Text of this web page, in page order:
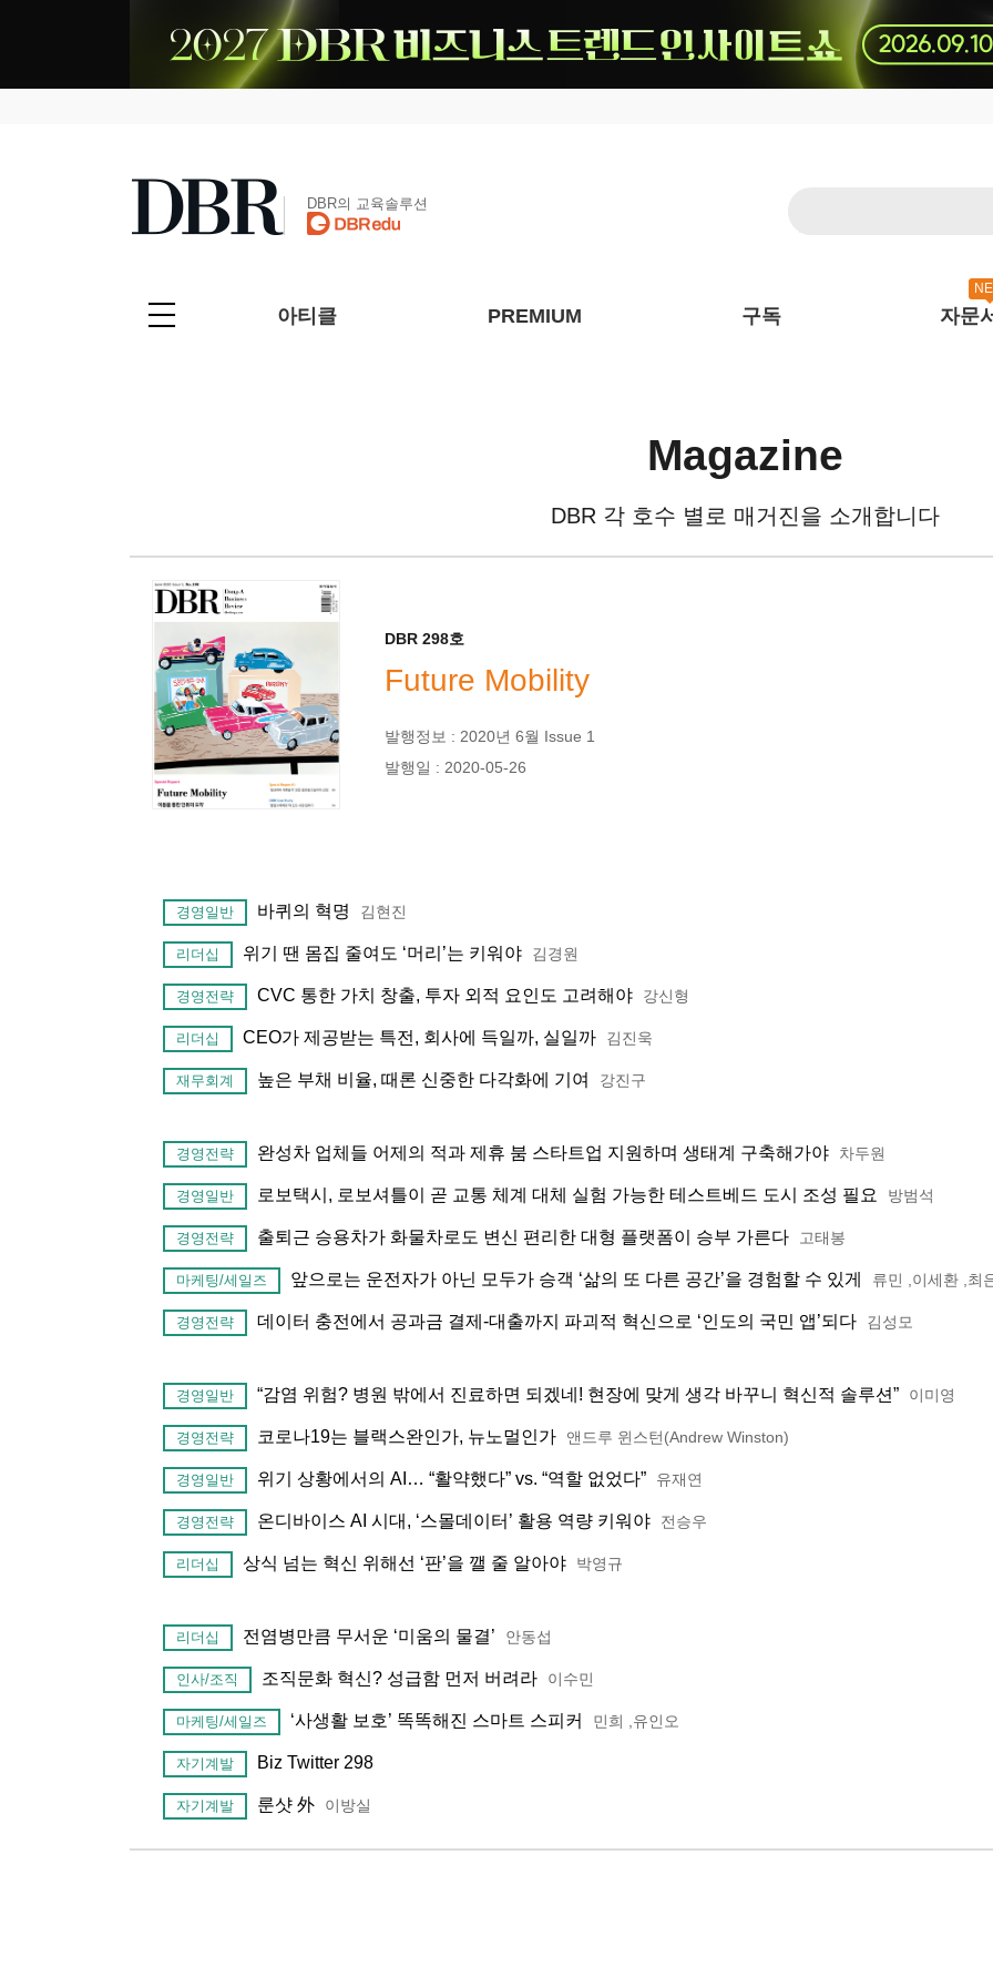
DBR의 교육솔루션
아티클 PREMIUM 구독 자문
Magazine
DBR 각 호수 별로 매거진을 소개합니다
DBR 298호
Future Mobility
발행정보 : 2020년 6월 Issue 1
발행일 : 2020-05-26
경영일반 바퀴의 혁명 김현진
리더십 위기 땐 몸집 줄여도 ‘머리’는 키워야 김경원
경영전략 CVC 통한 가치 창출, 투자 외적 요인도 고려해야 강신형
리더십 CEO가 제공받는 특전, 회사에 득일까, 실일까 김진욱
재무회계 높은 부채 비율, 때론 신중한 다각화에 기여 강진구
경영전략 완성차 업체들 어제의 적과 제휴 붐 스타트업 지원하며 생태계 구축해가야 차두원
경영일반 로보택시, 로보셔틀이 곧 교통 체계 대체 실험 가능한 테스트베드 도시 조성 필요 방범석
경영전략 출퇴근 승용차가 화물차로도 변신 편리한 대형 플랫폼이 승부 가른다 고태봉
마케팅/세일즈 앞으로는 운전자가 아닌 모두가 승객 ‘삶의 또 다른 공간’을 경험할 수 있게 류민 ,이세환 ,최
경영전략 데이터 충전에서 공과금 결제-대출까지 파괴적 혁신으로 ‘인도의 국민 앱’되다 김성모
경영일반 “감염 위험? 병원 밖에서 진료하면 되겠네! 현장에 맞게 생각 바꾸니 혁신적 솔루션” 이미영
경영전략 코로나19는 블랙스완인가, 뉴노멀인가 앤드루 윈스턴(Andrew Winston)
경영일반 위기 상황에서의 AI… “활약했다” vs. “역할 없었다” 유재연
경영전략 온디바이스 AI 시대, ‘스몰데이터’ 활용 역량 키워야 전승우
리더십 상식 넘는 혁신 위해선 ‘판’을 깰 줄 알아야 박영규
리더십 전염병만큼 무서운 ‘미움의 물결’ 안동섭
인사/조직 조직문화 혁신? 성급함 먼저 버려라 이수민
마케팅/세일즈 ‘사생활 보호’ 똑똑해진 스마트 스피커 민희 ,유인오
자기계발 Biz Twitter 298
자기계발 룬샷 外 이방실